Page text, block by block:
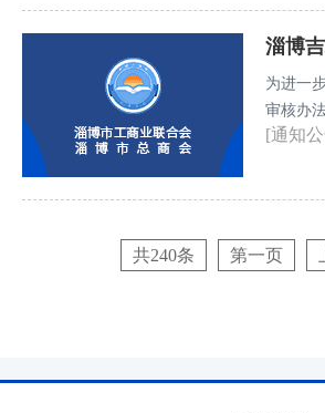
淄博
为进一
审核办
人人选
[通知
共240条 第一页